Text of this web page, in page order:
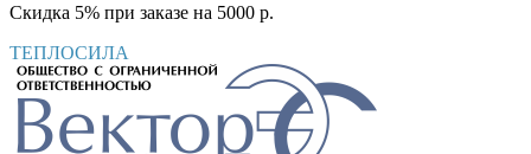
Скидка 5% при заказе на 5000 р.
ТЕПЛОСИЛА